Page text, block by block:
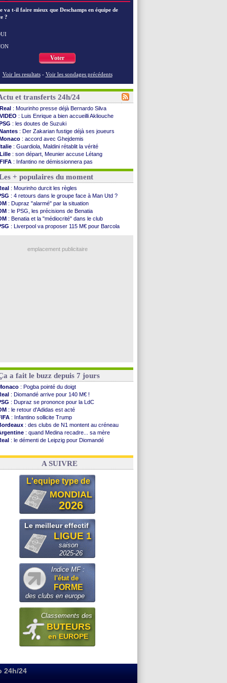
va t-il faire mieux que Deschamps en équipe de
?
Voter
Voir les resultats - Voir les sondages précédents
et transferts 24h/24
Real : Mourinho presse déjà Bernardo Silva
VIDEO : Luis Enrique a bien accueilli Akliouche
: les doutes de Suzuki
: Der Zakarian fustige déjà ses joueurs
: accord avec Ghejdemis
: Guardiola, Maldini rétablit la vérité
Lille : son départ, Meunier accuse Létang
FIFA : Infantino ne démissionnera pas
Barça: Flick esquive pour Ferran Torres
Liverpool: Araujo, une option d'achat à 55 M€
Lens: inquiétude pour Édouard
Man Utd: Vitek vendu à Middlesbrough (off.)
PSV : Sano recruté pour 14,5 M€ (officiel)
OM : Coventry pense à Angel Gomes
: Rafel Pol satisfait des progrès
: le Barça vainqueur puis battu
: Calhanoglu prêt à prolonger
: les résultats de la soirée
+ populaires du moment
: Mourinho durcit les règles
: 4 retours dans le groupe face à Man Utd ?
: Dupraz "alarmé" par la situation
: le PSG, les précisions de Benatia
: Benatia et la "médiocrité" dans le club
: Liverpool va proposer 115 M€ pour Barcola
emplacement publicitaire
a fait le buzz depuis 7 jours
: Pogba pointé du doigt
: Diomandé arrive pour 140 M€ !
: Dupraz se prononce pour la LdC
: le retour d'Adidas est acté
: Infantino sollicite Trump
: des clubs de N1 montent au créneau
: quand Medina recadre... sa mère
: le démenti de Leipzig pour Diomandé
: Paixão attire un 2e club anglais
A SUIVRE
L'equipe type de
MONDIAL
2026
Le meilleur effectif
LIGUE 1
saison
2025-26
Indice MF :
l'état de
FORME
des clubs en europe
Classements des
BUTEURS
en EUROPE
24h/24